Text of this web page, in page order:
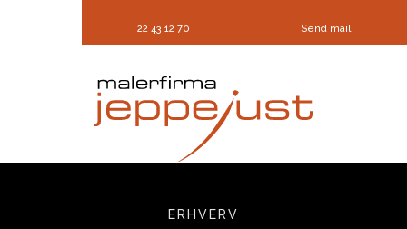
22 43 12 70 Send mail
ERHVERV